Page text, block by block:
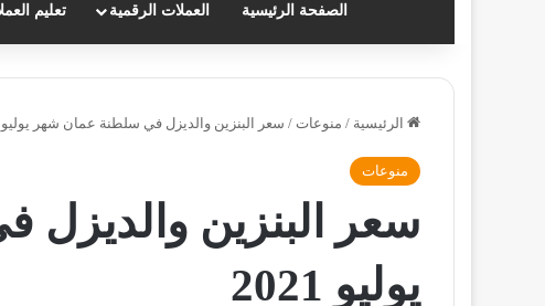
الصفحة الرئيسية العملات الرقمية تعليم
الرئيسية / منوعات / سعر البنزين والديزل في سلطنة عمان شهر يوليو 2021
منوعات
سعر البنزين
يوليو 2021